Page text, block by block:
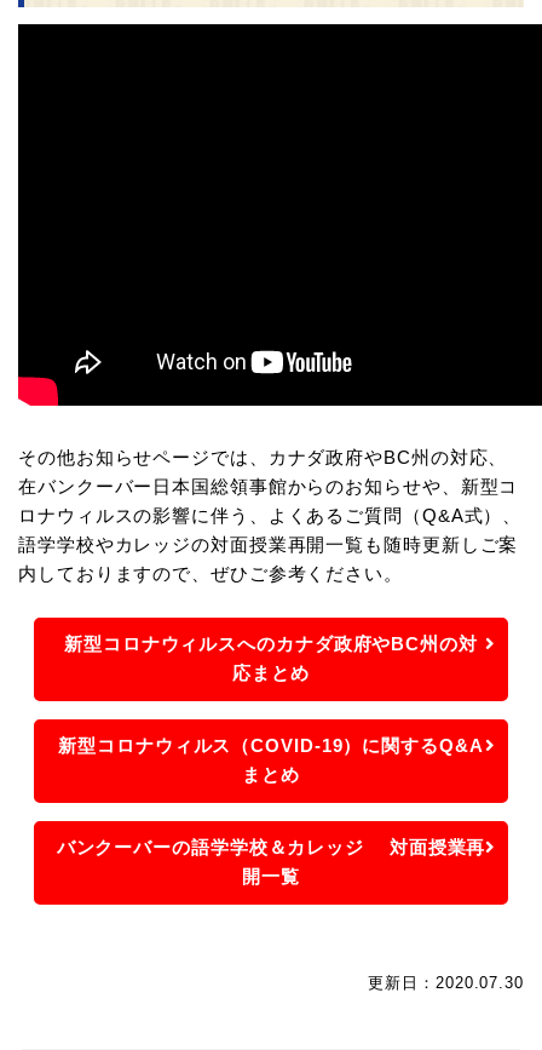
その他お知らせページでは、カナダ政府やBC州の対応、
在バンクーバー日本国総領事館からのお知らせや、新型コ
ロナウィルスの影響に伴う、よくあるご質問（Q&A式）、
語学学校やカレッジの対面授業再開一覧も随時更新しご案
内しておりますので、ぜひご参考ください。
新型コロナウィルスへのカナダ政府やBC州の対
応まとめ
新型コロナウィルス（COVID-19）に関するQ&A
まとめ
バンクーバーの語学学校＆カレッジ 対面授業再
開一覧
更新日：2020.07.30